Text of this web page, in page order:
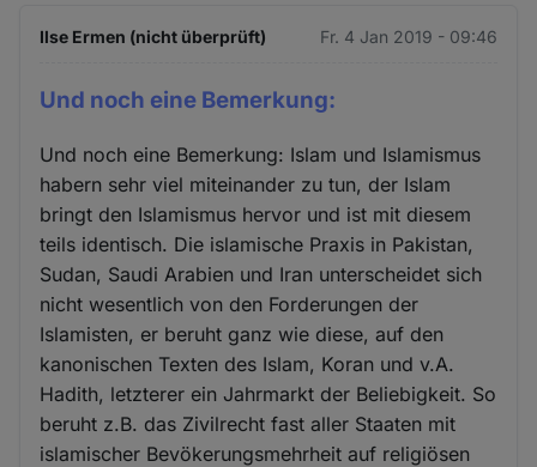
Ilse Ermen (nicht überprüft) Fr. 4 Jan 2019 - 09:46
Und noch eine Bemerkung:
Und noch eine Bemerkung: Islam und Islamismus
habern sehr viel miteinander zu tun, der Islam
bringt den Islamismus hervor und ist mit diesem
teils identisch. Die islamische Praxis in Pakistan,
Sudan, Saudi Arabien und Iran unterscheidet sich
nicht wesentlich von den Forderungen der
Islamisten, er beruht ganz wie diese, auf den
kanonischen Texten des Islam, Koran und v.A.
Hadith, letzterer ein Jahrmarkt der Beliebigkeit. So
beruht z.B. das Zivilrecht fast aller Staaten mit
islamischer Bevökerungsmehrheit auf religiösen